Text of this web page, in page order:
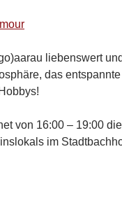
liebenswert
das
von 16:00 – 19:00
im
2016: